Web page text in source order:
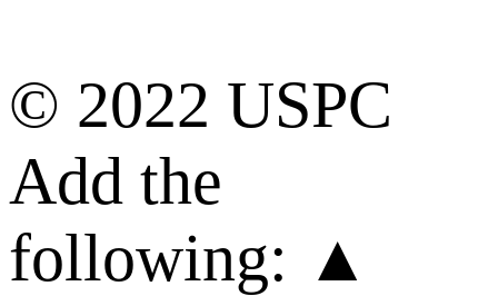
© 2022 USPC
Add the
following: ▲